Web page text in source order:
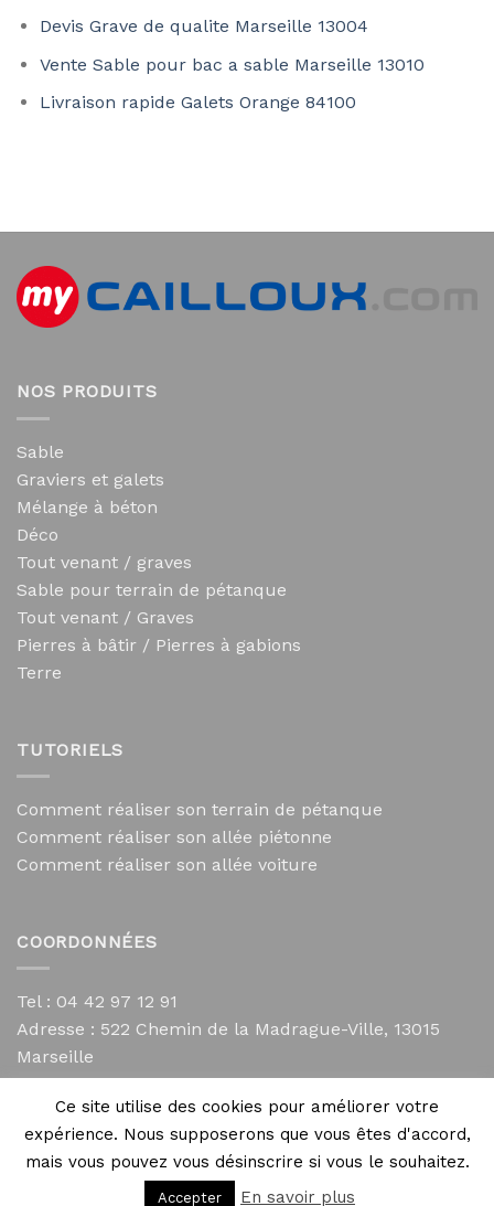
Devis Grave de qualite Marseille 13004
Vente Sable pour bac a sable Marseille 13010
Livraison rapide Galets Orange 84100
NOS PRODUITS
Sable
Graviers et galets
Mélange à béton
Déco
Tout venant / graves
Sable pour terrain de pétanque
Tout venant / Graves
Pierres à bâtir / Pierres à gabions
Terre
TUTORIELS
Comment réaliser son terrain de pétanque
Comment réaliser son allée piétonne
Comment réaliser son allée voiture
COORDONNÉES
Tel : 04 42 97 12 91
Adresse : 522 Chemin de la Madrague-Ville, 13015
Marseille
contact@mycailloux.com
Mentions légales
Copyright 2026 © Directives Web
Ce site utilise des cookies pour améliorer votre
expérience. Nous supposerons que vous êtes d'accord,
mais vous pouvez vous désinscrire si vous le souhaitez.
Accepter En savoir plus